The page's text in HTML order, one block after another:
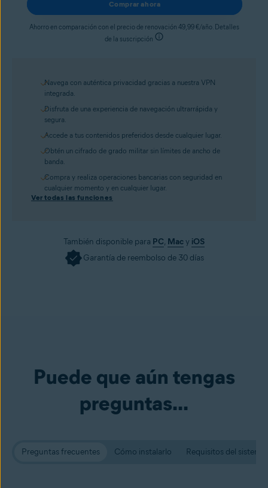
Navega con auténtica privacidad gracias a nuestra VPN
integrada.
Disfruta de una experiencia de navegación ultrarrápida y
segura.
Accede a tus contenidos preferidos desde cualquier lugar.
Obtén un cifrado de grado militar sin límites de ancho de
banda.
Compra y realiza operaciones bancarias con seguridad en
cualquier momento y en cualquier lugar.
Ver todas las funciones
Comprar ahora
Ahorro en comparación con el precio de renovación 49,99 €/año. Detalles
de la suscripción
También disponible para PC, Macy iOS
Garantía de reembolso de 30 días
Puede que aún tengas
preguntas...
Preguntas frecuentes Cómo instalarlo Requisitos del sistema